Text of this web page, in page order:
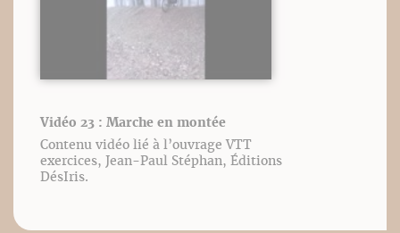
Vidéo 23 : Marche en montée
Contenu vidéo lié à l’ouvrage VTT
exercices, Jean-Paul Stéphan, Éditions
DésIris.